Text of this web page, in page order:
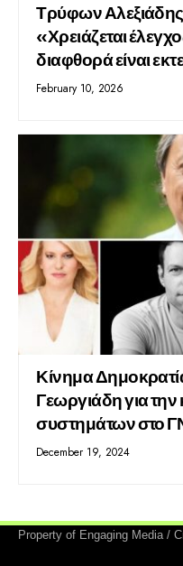
Τρύφων
«Χρειάζεται
διαφθορά είναι
February 10, 2026
Κίνημα
Γεωργιάδη για
συστημάτων στο
December 19, 2024
Property of Engaging Media /